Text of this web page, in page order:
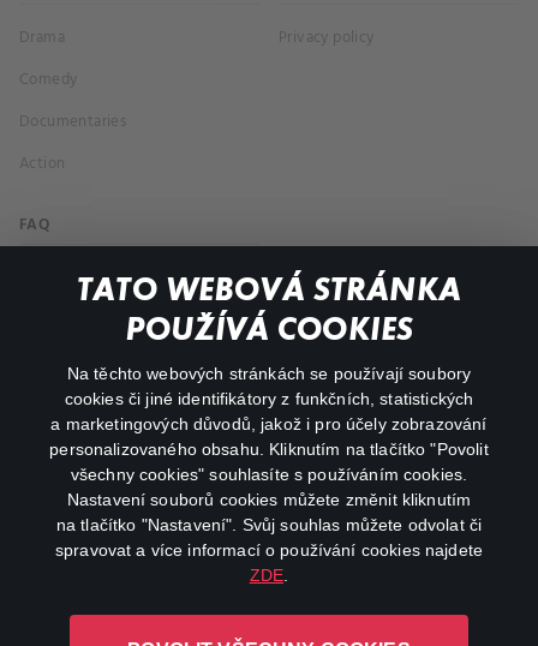
TATO WEBOVÁ STRÁNKA
POUŽÍVÁ COOKIES
Na těchto webových stránkách se používají soubory
cookies či jiné identifikátory z funkčních, statistických
a marketingových důvodů, jakož i pro účely zobrazování
personalizovaného obsahu. Kliknutím na tlačítko "Povolit
všechny cookies" souhlasíte s používáním cookies.
Nastavení souborů cookies můžete změnit kliknutím
na tlačítko "Nastavení". Svůj souhlas můžete odvolat či
spravovat a více informací o používání cookies najdete
ZDE
Drama
Comedy
Documentaries
Action
Privacy policy
FAQ
My profile
facebookinstagram
youtube